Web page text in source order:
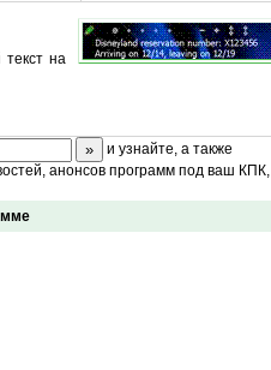
на
и узнайте, а также
анонсов программ под ваш КПК,